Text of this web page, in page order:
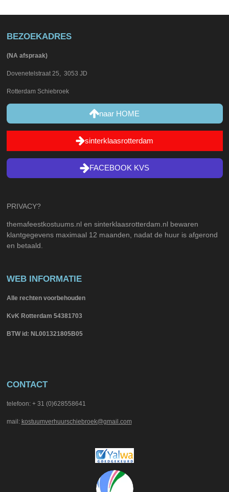
BEZOEKADRES
(NA afspraak)
Dovenetelstraat 25, 3053 JD
Rotterdam Schiebroek
naar HOME
sinterklaasrotterdam
FACEBOOK KVS
PRIVACY?
themafeestkostuums.nl en sinterklaasrotterdam.nl bewaren
klantgegevens maximaal 12 maanden, nadat de huur is afgerond
en betaald.
WEB INFORMATIE
Alle rechten voorbehouden
KvK Rotterdam 54381703
BTW id: NL001321805B05
CONTACT
telefoon: + 31 (0)628558641
mail: kostuumverhuurschiebroek@gmail.com